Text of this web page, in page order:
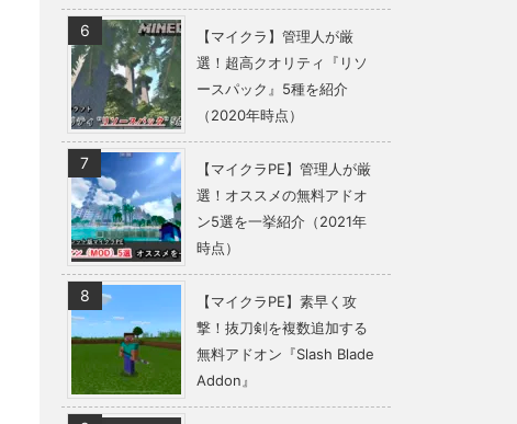
【マイクラ】管理人が厳
選！超高クオリティ『リソ
ースパック』5種を紹介
（2020年時点）
【マイクラPE】管理人が厳
選！オススメの無料アドオ
ン5選を一挙紹介（2021年
時点）
【マイクラPE】素早く攻
撃！抜刀剣を複数追加する
無料アドオン『Slash Blade
Addon』